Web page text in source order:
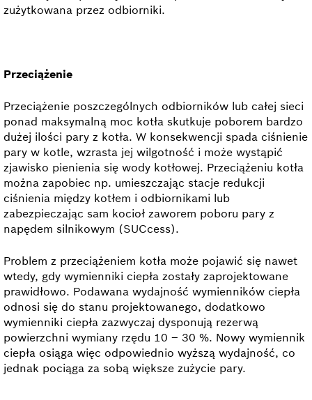
zużytkowana przez odbiorniki.
Przeciążenie
Przeciążenie poszczególnych odbiorników lub całej sieci
ponad maksymalną moc kotła skutkuje poborem bardzo
dużej ilości pary z kotła. W konsekwencji spada ciśnienie
pary w kotle, wzrasta jej wilgotność i może wystąpić
zjawisko pienienia się wody kotłowej. Przeciążeniu kotła
można zapobiec np. umieszczając stacje redukcji
ciśnienia między kotłem i odbiornikami lub
zabezpieczając sam kocioł zaworem poboru pary z
napędem silnikowym (SUCcess).
Problem z przeciążeniem kotła może pojawić się nawet
wtedy, gdy wymienniki ciepła zostały zaprojektowane
prawidłowo. Podawana wydajność wymienników ciepła
odnosi się do stanu projektowanego, dodatkowo
wymienniki ciepła zazwyczaj dysponują rezerwą
powierzchni wymiany rzędu 10 – 30 %. Nowy wymiennik
ciepła osiąga więc odpowiednio wyższą wydajność, co
jednak pociąga za sobą większe zużycie pary.